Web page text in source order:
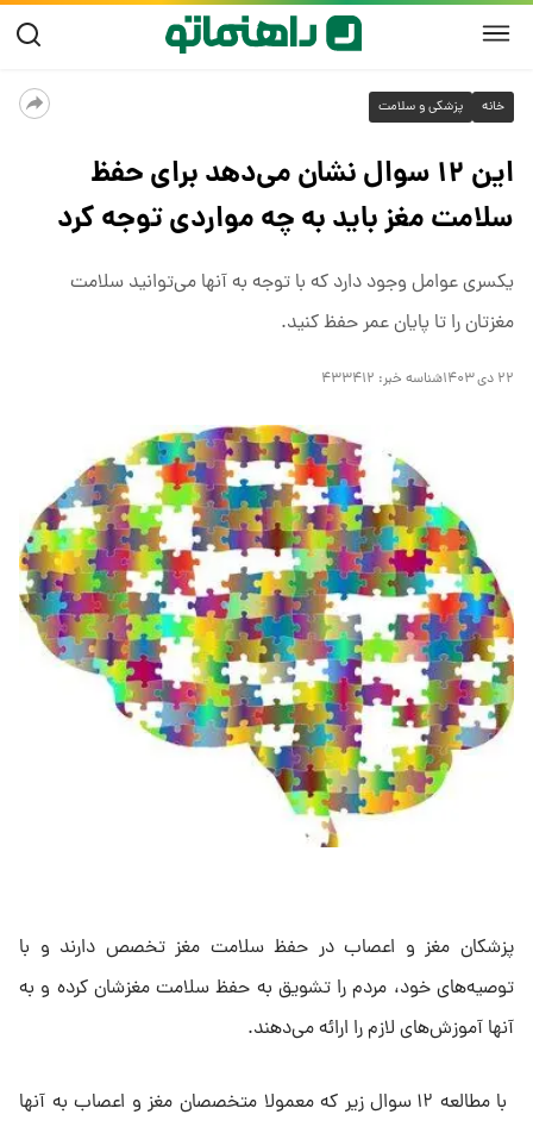
خانه پزشکی و سلامت
این ۱۲ سوال نشان می‌دهد برای حفظ
سلامت مغز باید به چه مواردی توجه کرد
یکسری عوامل وجود دارد که با توجه به آنها می‌توانید سلامت
مغزتان را تا پایان عمر حفظ کنید.
۲۲ دی ۱۴۰۳ شناسه خبر: ۴۳۳۴۱۲
پزشکان مغز و اعصاب در حفظ سلامت مغز تخصص دارند و با
توصیه‌های خود، مردم را تشویق به حفظ سلامت مغزشان کرده و به
آنها آموزش‌های لازم را ارائه می‌دهند.
با مطالعه ۱۲ سوال زیر که معمولا متخصصان مغز و اعصاب به آنها